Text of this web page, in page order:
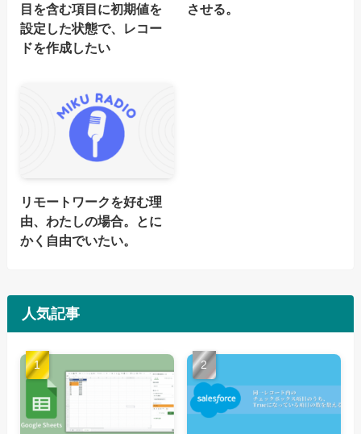
目を含む項目に初期値を
設定した状態で、レコー
ドを作成したい
させる。
リモートワークを好む理
由、わたしの場合。とに
かく自由でいたい。
人気記事